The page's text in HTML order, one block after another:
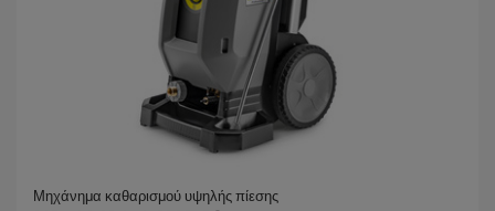
Μηχάνημα καθαρισμού υψηλής πίεσης